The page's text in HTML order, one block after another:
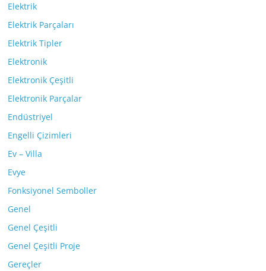
Elektrik
Elektrik Parçaları
Elektrik Tipler
Elektronik
Elektronik Çeşitli
Elektronik Parçalar
Endüstriyel
Engelli Çizimleri
Ev – Villa
Evye
Fonksiyonel Semboller
Genel
Genel Çeşitli
Genel Çeşitli Proje
Gereçler